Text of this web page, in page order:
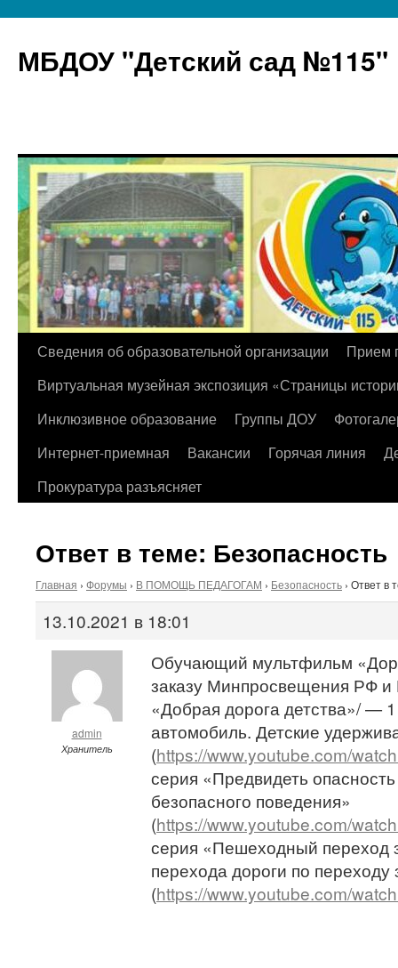
МБДОУ "Детский сад №115"
Перейти
содержимому
Сведения об образовательной организации
Прием
Виртуальная музейная экспозиция «Страницы
Инклюзивное образование
Группы ДОУ
Интернет-приемная
Вакансии Горячая линия
Прокуратура разъясняет
Ответ в теме: Безопасность
Главная › Форумы › В ПОМОЩЬ ПЕДАГОГАМ › Безопасность › Ответ в
13.10.2021 в 18:01
admin
Хранитель
Обучающий мультфильм
заказу Минпросвещения РФ и
«Добрая дорога детства»/ —
автомобиль. Детские
(https://www.youtube.com/
серия «Предвидеть
безопасного поведения»
(https://www.youtube.com/
серия «Пешеходный переход
перехода дороги по переходу
(https://www.youtube.com/